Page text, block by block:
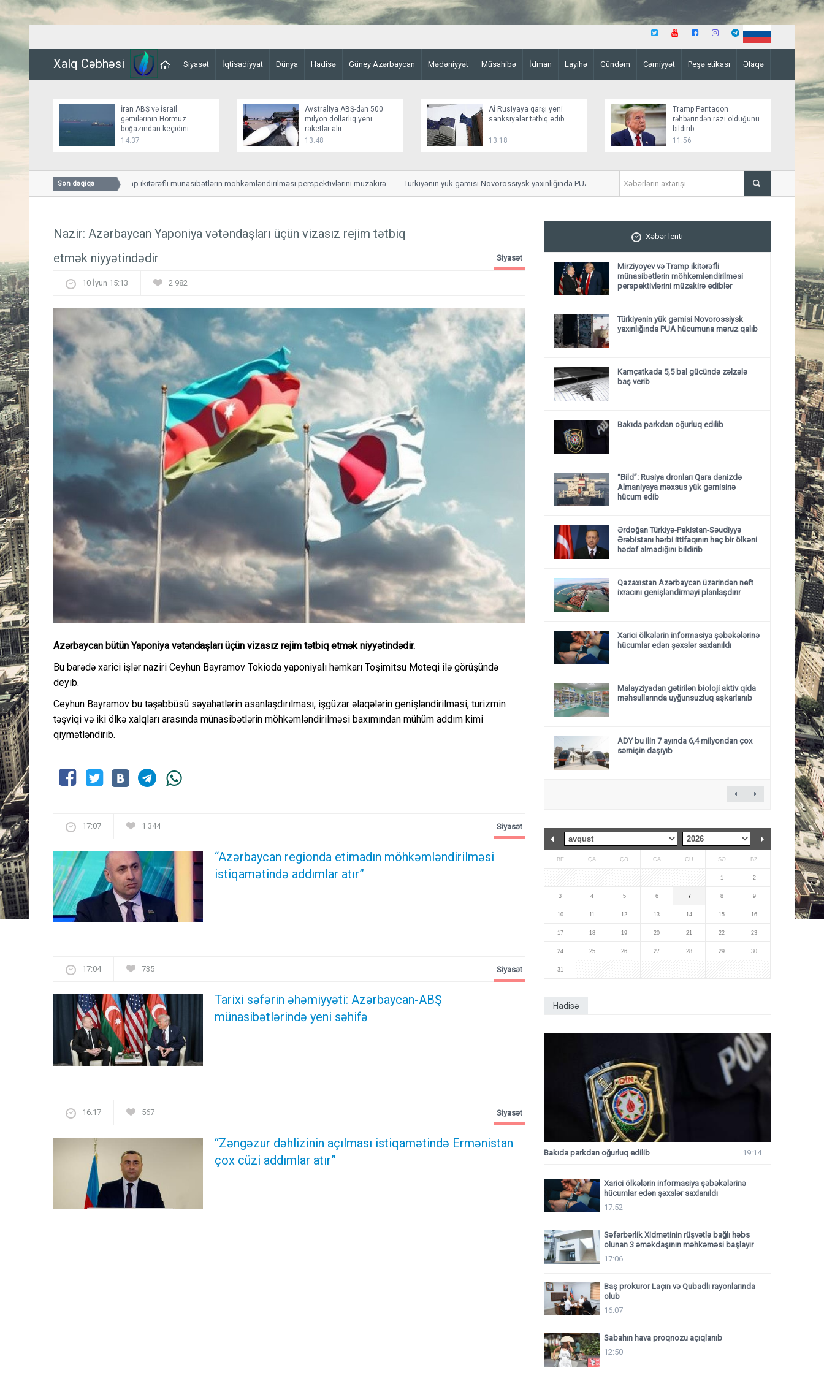
Xalq Cəbhəsi Siyasət İqtisadiyyat Dünya Hadisə Güney Azərbaycan Mədəniyyət Müsahibə İdman Layihə Gündəm Cəmiyyət Peşə etikası Əlaqə
İran ABŞ və İsrail
gəmilərinin Hörmüz
boğazından keçidini
bağlayır
14:37
Avstraliya ABŞ-dən 500
milyon dollarlıq yeni
raketlər alır
13:48
Aİ Rusiyaya qarşı yeni
sanksiyalar tətbiq edib
13:18
Tramp Pentaqon
rəhbərindən razı olduğunu
bildirib
11:56
Son dəqiqə
Mirziyoyev və Tramp ikitərəfli münasibətlərin möhkəmləndirilməsi perspektivlərini müzakirə
ediblər
Türkiyənin yük gəmisi Novorossiysk yaxınlığında PUA hücumuna məruz qalıb Kamçatkada 5,5 bal
Nazir: Azərbaycan Yaponiya vətəndaşları üçün vizasız rejim tətbiq
etmək niyyətindədir
Siyasət
10 İyun 15:13 2 982
Azərbaycan bütün Yaponiya vətəndaşları üçün vizasız rejim tətbiq etmək niyyətindədir.
Bu barədə xarici işlər naziri Ceyhun Bayramov Tokioda yaponiyalı həmkarı Toşimitsu Moteqi ilə görüşündə
deyib.
Ceyhun Bayramov bu təşəbbüsü səyahətlərin asanlaşdırılması, işgüzar əlaqələrin genişləndirilməsi, turizmin
təşviqi və iki ölkə xalqları arasında münasibətlərin möhkəmləndirilməsi baxımından mühüm addım kimi
qiymətləndirib.
17:07 1 344
“Azərbaycan regionda etimadın möhkəmləndirilməsi
istiqamətində addımlar atır”
Siyasət
17:04 735
Tarixi səfərin əhəmiyyəti: Azərbaycan-ABŞ
münasibətlərində yeni səhifə
Siyasət
16:17 567
“Zəngəzur dəhlizinin açılması istiqamətində Ermənistan
çox cüzi addımlar atır”
Siyasət
Xəbər lenti
Mirziyoyev və Tramp ikitərəfli
münasibətlərin möhkəmləndirilməsi
perspektivlərini müzakirə ediblər
Türkiyənin yük gəmisi Novorossiysk
yaxınlığında PUA hücumuna məruz qalıb
Kamçatkada 5,5 bal gücündə zəlzələ
baş verib
Bakıda parkdan oğurluq edilib
“Bild”: Rusiya dronları Qara dənizdə
Almaniyaya məxsus yük gəmisinə
hücum edib
Ərdoğan Türkiyə-Pakistan-Səudiyyə
Ərəbistanı hərbi ittifaqının heç bir ölkəni
hədəf almadığını bildirib
Qazaxıstan Azərbaycan üzərindən neft
ixracını genişləndirməyi planlaşdırır
Xarici ölkələrin informasiya şəbəkələrinə
hücumlar edən şəxslər saxlanıldı
Malayziyadan gətirilən bioloji aktiv qida
məhsullarında uyğunsuzluq aşkarlanıb
ADY bu ilin 7 ayında 6,4 milyondan çox
sərnişin daşıyıb
BE ÇA ÇƏ CA CÜ ŞƏ BZ
1 2
3 4 5 6 7 8 9
10 11 12 13 14 15 16
17 18 19 20 21 22 23
24 25 26 27 28 29 30
31
Hadisə
Bakıda parkdan oğurluq edilib 19:14
Xarici ölkələrin informasiya şəbəkələrinə
hücumlar edən şəxslər saxlanıldı
17:52
Səfərbərlik Xidmətinin rüşvətlə bağlı həbs
olunan 3 əməkdaşının məhkəməsi başlayır
17:06
Baş prokuror Laçın və Qubadlı rayonlarında
olub
16:07
Sabahın hava proqnozu açıqlanıb
12:50